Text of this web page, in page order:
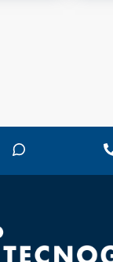
10
SALDANTI